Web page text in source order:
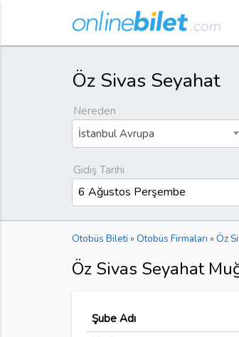
Öz Sivas Seyahat
Nereden
İstanbul Avrupa
Gidiş Tarihi
Otobüs Bileti » Otobüs Firmaları » Öz
Öz Sivas Seyahat
Şube Adı